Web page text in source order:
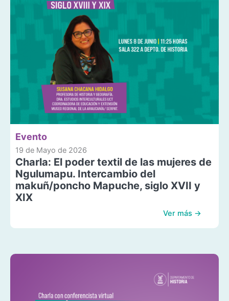
Evento
19 de Mayo de 2026
Charla: El poder textil de las mujeres de
Ngulumapu. Intercambio del
makuñ/poncho Mapuche, siglo XVII y
XIX
Ver más →